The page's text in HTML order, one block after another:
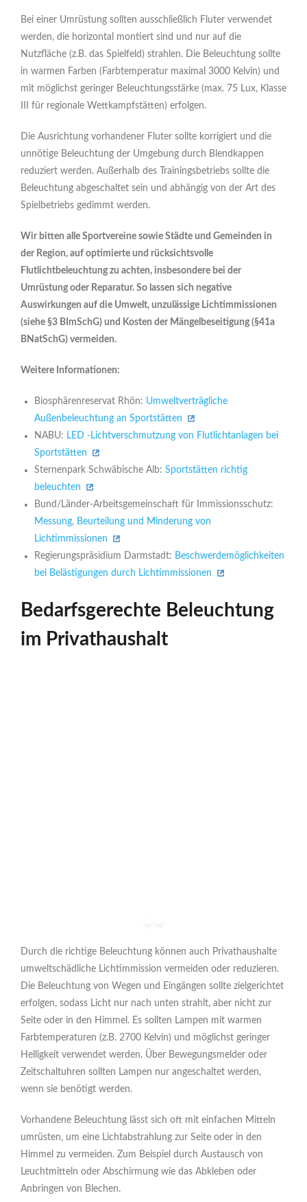
Bei einer Umrüstung sollten ausschließlich Fluter verwendet
werden, die horizontal montiert sind und nur auf die
Nutzfläche (z.B. das Spielfeld) strahlen. Die Beleuchtung sollte
in warmen Farben (Farbtemperatur maximal 3000 Kelvin) und
mit möglichst geringer Beleuchtungsstärke (max. 75 Lux, Klasse
III für regionale Wettkampfstätten) erfolgen.
Die Ausrichtung vorhandener Fluter sollte korrigiert und die
unnötige Beleuchtung der Umgebung durch Blendkappen
reduziert werden. Außerhalb des Trainingsbetriebs sollte die
Beleuchtung abgeschaltet sein und abhängig von der Art des
Spielbetriebs gedimmt werden.
Wir bitten alle Sportvereine sowie Städte und Gemeinden in
der Region, auf optimierte und rücksichtsvolle
Flutlichtbeleuchtung zu achten, insbesondere bei der
Umrüstung oder Reparatur. So lassen sich negative
Auswirkungen auf die Umwelt, unzulässige Lichtimmissionen
(siehe §3 BImSchG) und Kosten der Mängelbeseitigung (§41a
BNatSchG) vermeiden.
Weitere Informationen:
Biosphärenreservat Rhön: Umweltverträgliche
Außenbeleuchtung an Sportstätten
NABU: LED -Lichtverschmutzung von Flutlichtanlagen bei
Sportstätten
Sternenpark Schwäbische Alb: Sportstätten richtig
beleuchten
Bund/Länder-Arbeitsgemeinschaft für Immissionsschutz:
Messung, Beurteilung und Minderung von
Lichtimmissionen
Regierungspräsidium Darmstadt: Beschwerdemöglichkeiten
bei Belästigungen durch Lichtimmissionen
Bedarfsgerechte Beleuchtung
im Privathaushalt
Durch die richtige Beleuchtung können auch Privathaushalte
umweltschädliche Lichtimmission vermeiden oder reduzieren.
Die Beleuchtung von Wegen und Eingängen sollte zielgerichtet
erfolgen, sodass Licht nur nach unten strahlt, aber nicht zur
Seite oder in den Himmel. Es sollten Lampen mit warmen
Farbtemperaturen (z.B. 2700 Kelvin) und möglichst geringer
Helligkeit verwendet werden. Über Bewegungsmelder oder
Zeitschaltuhren sollten Lampen nur angeschaltet werden,
wenn sie benötigt werden.
Vorhandene Beleuchtung lässt sich oft mit einfachen Mitteln
umrüsten, um eine Lichtabstrahlung zur Seite oder in den
Himmel zu vermeiden. Zum Beispiel durch Austausch von
Leuchtmitteln oder Abschirmung wie das Abkleben oder
Anbringen von Blechen.